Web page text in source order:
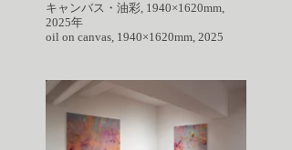
キャンバス・油彩, 1940×1620mm,
2025年
oil on canvas, 1940×1620mm, 2025